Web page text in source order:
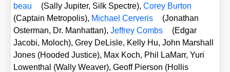
beau
(Sal­ly Jupi­ter, Silk Spect­re),Corey Bur­ton
(Cap­tain Metro­po­lis), Micha­el Cer­ve­ris
(Jona­than
Oster­man, Dr. Man­hat­tan),Jef­frey Combs
(Edgar
Jaco­bi, Moloch), Grey DeL­is­le, Kel­ly Hu, John Mar­shall
Jones (Hoo­ded Jus­ti­ce), Max Koch, Phil LaMarr, Yuri
Lowen­thal (Wal­ly Wea­ver), Geoff Pier­son (Hol­lis